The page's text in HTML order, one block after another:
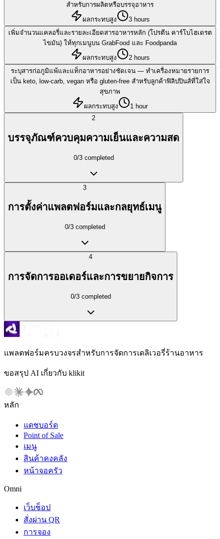
สำหรับการผลิตหรือบรรจุอาหาร
ผลกระทบสูง
3 hours
เพิ่มจำนวนแคลอรี่และรายละเอียดสารอาหารหลัก (โปรตีน คาร์โบไฮเดรต
ไขมัน) ให้ทุกเมนูบน GrabFood และ Foodpanda
ผลกระทบสูง
2 hours
ระบุสารก่อภูมิแพ้และแท็กอาหารอย่างชัดเจน — ทำเครื่องหมายรายการ
เป็น keto, low-carb, vegan หรือ gluten-free สำหรับลูกค้าฟิลิปปินส์ที่ใส่ใจ
สุขภาพ
ผลกระทบสูง
1 hour
2
บรรจุภัณฑ์ควบคุมความเย็นและความสด
0/3completed
3
การตั้งค่าแพลตฟอร์มและกลยุทธ์เมนู
0/3completed
4
การจัดการออเดอร์และการขยายกิจการ
0/3completed
แพลตฟอร์มครบวงจรสำหรับการจัดการเดลิเวอรี่ร้านอาหาร
ขอสรุป AI เกี่ยวกับ klikit
หลัก
แดชบอร์ด
Point of Sale
เมนู
สินค้าคงคลัง
หน้าจอครัว
Omni
เว็บช็อป
สั่งผ่าน QR
การจอง